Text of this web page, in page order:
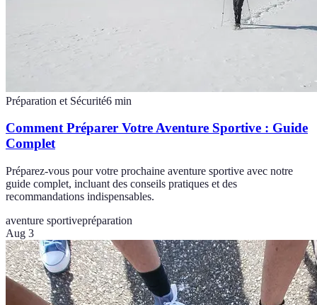
Préparation et Sécurité6 min
Comment Préparer Votre Aventure Sportive : Guide
Complet
Préparez-vous pour votre prochaine aventure sportive avec notre
guide complet, incluant des conseils pratiques et des
recommandations indispensables.
aventure sportivepréparation
Aug 3